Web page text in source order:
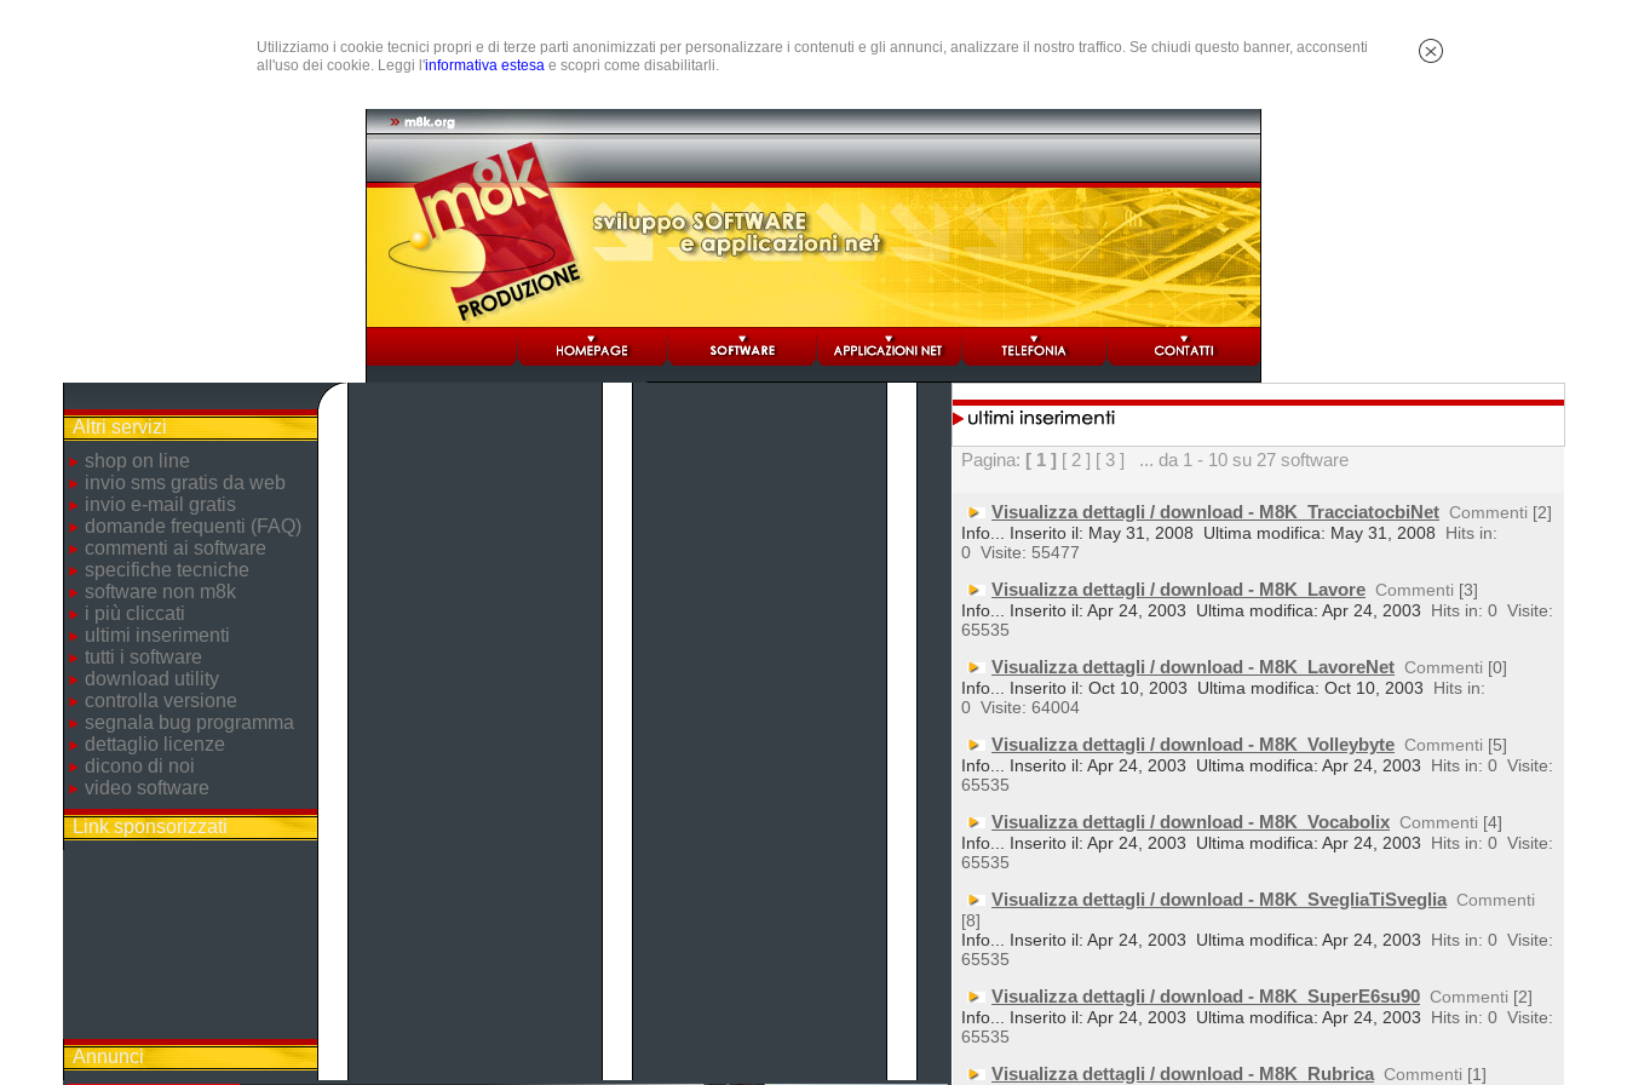
Utilizziamo i cookie tecnici propri e di terze parti anonimizzati per personalizzare i contenuti e gli annunci, analizzare il nostro traffico. Se chiudi questo banner, acconsenti
all'uso dei cookie. Leggi l'informativa estesa e scopri come disabilitarli.
Altri servizi
shop on line
invio sms gratis da web
invio e-mail gratis
domande frequenti (FAQ)
commenti ai software
specifiche tecniche
software non m8k
i più cliccati
ultimi inserimenti
tutti i software
download utility
controlla versione
segnala bug programma
dettaglio licenze
dicono di noi
video software
Link sponsorizzati
Annunci
Pagina: [ 1 ] [ 2 ] [ 3 ] ... da 1 - 10 su 27 software
Visualizza dettagli / download - M8K_TracciatocbiNet Commenti [2]
Info... Inserito il: May 31, 2008
Ultima modifica: May 31, 2008
Hits in:
0 Visite: 55477
Visualizza dettagli / download - M8K_Lavore Commenti [3]
Info... Inserito il: Apr 24, 2003
Ultima modifica: Apr 24, 2003 Hits in: 0 Visite:
65535
Visualizza dettagli / download - M8K_LavoreNet Commenti [0]
Info... Inserito il: Oct 10, 2003
Ultima modifica: Oct 10, 2003
Hits in:
0 Visite: 64004
Visualizza dettagli / download - M8K_Volleybyte Commenti [5]
Info... Inserito il: Apr 24, 2003
Ultima modifica: Apr 24, 2003 Hits in: 0 Visite:
65535
Visualizza dettagli / download - M8K_Vocabolix Commenti [4]
Info... Inserito il: Apr 24, 2003
Ultima modifica: Apr 24, 2003 Hits in: 0 Visite:
65535
Visualizza dettagli / download - M8K_SvegliaTiSveglia Commenti
[8]
Info... Inserito il: Apr 24, 2003
Ultima modifica: Apr 24, 2003 Hits in: 0 Visite:
65535
Visualizza dettagli / download - M8K_SuperE6su90 Commenti [2]
Info... Inserito il: Apr 24, 2003
Ultima modifica: Apr 24, 2003 Hits in: 0 Visite:
65535
Visualizza dettagli / download - M8K_Rubrica Commenti [1]